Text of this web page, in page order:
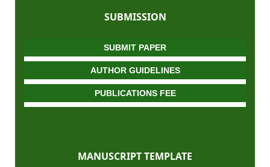
SUBMISSION
SUBMIT PAPER
AUTHOR GUIDELINES
PUBLICATIONS FEE
MANUSCRIPT TEMPLATE